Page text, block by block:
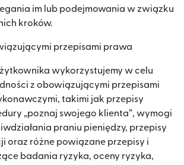
im lub podejmowania w związku
kroków.
przepisami prawa
wykorzystujemy w celu
z obowiązującymi przepisami
takimi jak przepisy
„poznaj swojego klienta”, wymogi
praniu pieniędzy, przepisy
oraz różne powiązane przepisy i
badania ryzyka, oceny ryzyka,